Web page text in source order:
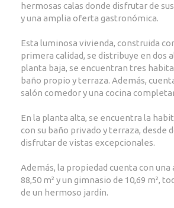
hermosas calas donde disfrutar de
y una amplia oferta gastronómica.
Esta luminosa vivienda, construida
primera calidad, se distribuye en dos
planta baja, se encuentran tres
baño propio y terraza. Además,
salón comedor y una cocina
En la planta alta, se encuentra la
con su baño privado y terraza, desde
disfrutar de vistas excepcionales.
Además, la propiedad cuenta con una
88,50 m² y un gimnasio de 10,69 m²,
de un hermoso jardín.